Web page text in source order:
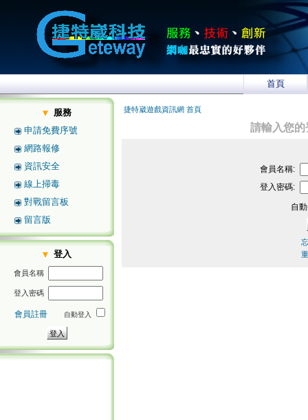
首頁
服務
申請免費序號
網路報修
資訊安全
線上掃毒
對戰留言板
留言版
登入
會員名稱
登入密碼
會員註冊 自動登入
捷特崴遊戲資訊網 首頁
請輸入您
會員名稱:
登入密碼:
自